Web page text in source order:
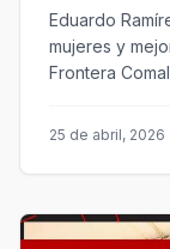
Eduardo
mujeres y
Frontera
25 de abril, 2026